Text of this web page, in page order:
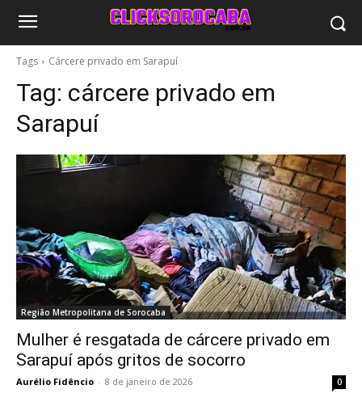
Tags Cárcere privado em Sarapuí
Tag: cárcere privado em
Sarapuí
Região Metropolitana de Sorocaba
Mulher é resgatada de cárcere privado em
Sarapuí após gritos de socorro
Aurélio Fidêncio - 8 de janeiro de 2026 0